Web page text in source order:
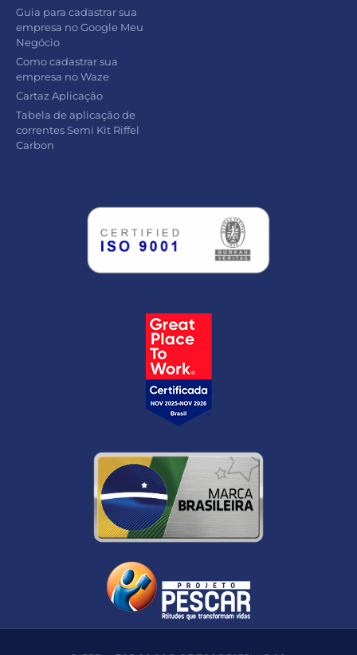
Guia para cadastrar sua
empresa no Google Meu
Negócio
Como cadastrar sua
empresa no Waze
Cartaz Aplicação
Tabela de aplicação de
correntes Semi Kit Riffel
Carbon